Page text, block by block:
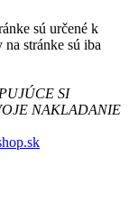
sú určené k
stránke sú iba
SI
NAKLADANIE